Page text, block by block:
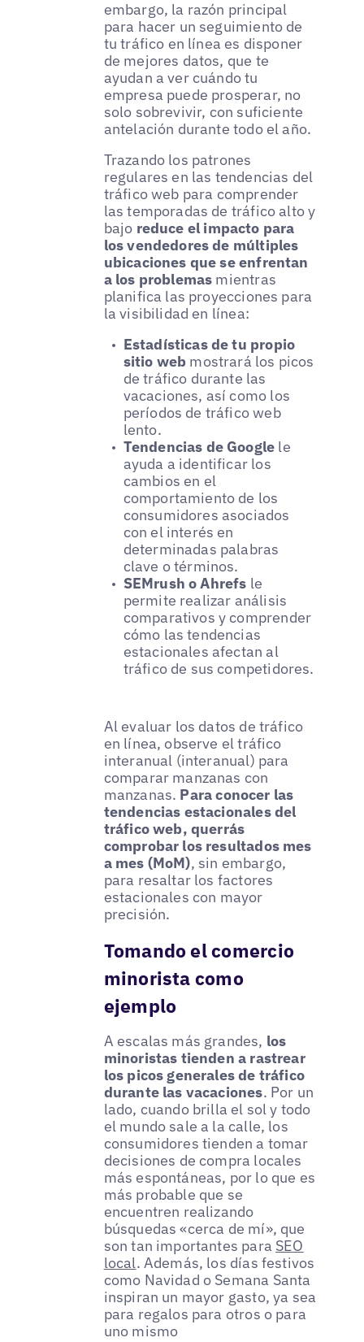
embargo, la razón principal
para hacer un seguimiento de
tu tráfico en línea es disponer
de mejores datos, que te
ayudan a ver cuándo tu
empresa puede prosperar, no
solo sobrevivir, con suficiente
antelación durante todo el año.
Trazando los patrones
regulares en las tendencias del
tráfico web para comprender
las temporadas de tráfico alto y
bajo reduce el impacto para
los vendedores de múltiples
ubicaciones que se enfrentan
a los problemas mientras
planifica las proyecciones para
la visibilidad en línea:
Estadísticas de tu propio
sitio web mostrará los picos
de tráfico durante las
vacaciones, así como los
períodos de tráfico web
lento.
Tendencias de Google le
ayuda a identificar los
cambios en el
comportamiento de los
consumidores asociados
con el interés en
determinadas palabras
clave o términos.
SEMrush o Ahrefs le
permite realizar análisis
comparativos y comprender
cómo las tendencias
estacionales afectan al
tráfico de sus competidores.
Al evaluar los datos de tráfico
en línea, observe el tráfico
interanual (interanual) para
comparar manzanas con
manzanas. Para conocer las
tendencias estacionales del
tráfico web, querrás
comprobar los resultados mes
a mes (MoM), sin embargo,
para resaltar los factores
estacionales con mayor
precisión.
Tomando el comercio
minorista como
ejemplo
A escalas más grandes, los
minoristas tienden a rastrear
los picos generales de tráfico
durante las vacaciones. Por un
lado, cuando brilla el sol y todo
el mundo sale a la calle, los
consumidores tienden a tomar
decisiones de compra locales
más espontáneas, por lo que es
más probable que se
encuentren realizando
búsquedas «cerca de mí», que
son tan importantes para SEO
local. Además, los días festivos
como Navidad o Semana Santa
inspiran un mayor gasto, ya sea
para regalos para otros o para
uno mismo